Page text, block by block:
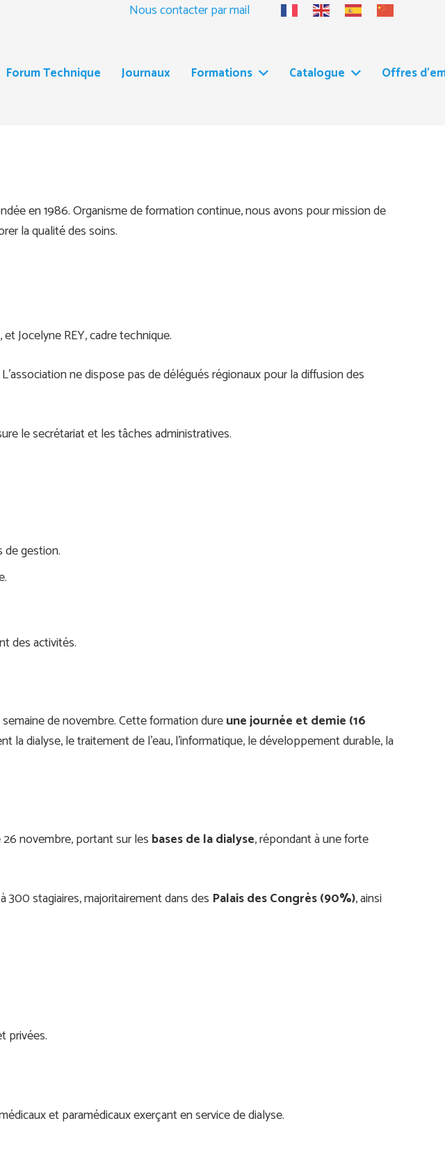
Nous contacter par mail
Forum Technique Journaux Formations Catalogue Offres
en 1986. Organisme de formation continue, nous avons pour mission de
la qualité des soins.
Jocelyne REY, cadre technique.
ne dispose pas de délégués régionaux pour la diffusion des
le secrétariat et les tâches administratives.
de gestion.
des activités.
de novembre. Cette formation dureune journée et demie (16
la dialyse, le traitement de l’eau, l’informatique, le développement durable, la
novembre, portant sur les bases de la dialyse, répondant à une forte
300 stagiaires, majoritairement dans des Palais des Congrès (90%), ainsi
privées.
et paramédicaux exerçant en service de dialyse.